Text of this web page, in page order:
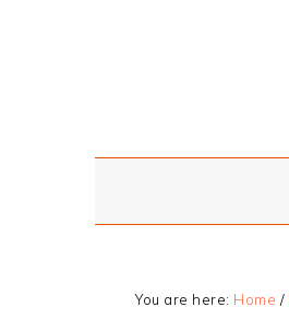
You are here: Home /